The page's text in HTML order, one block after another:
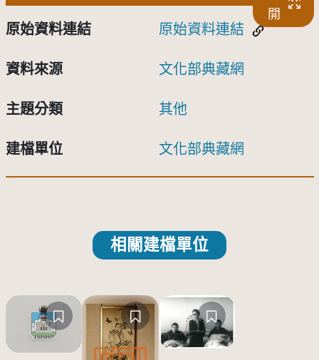
開
原始資料連結 原始資料連結
資料來源 文化部典藏網
主題分類 其他
建檔單位 文化部典藏網
相關建檔單位